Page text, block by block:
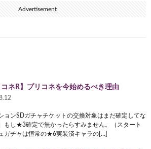
Advertisement
コネR】プリコネを今始めるべき理由
ョンSDガチャチケットの交換対象はまだ確定してな
もし★3確定で無かったらすみません。（スタート
ガチャは恒常の★6実装済キャラの[…]